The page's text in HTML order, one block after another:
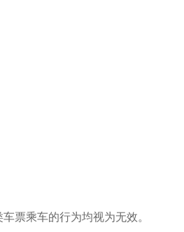
票乘车的行为均视为无效。